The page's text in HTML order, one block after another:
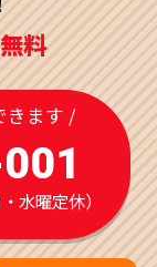
無料
きます /
水曜定休）